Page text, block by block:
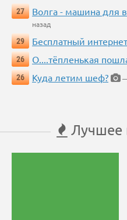
27
Волга - машина для
назад
29
Бесплатный интернет
26
О....тёпленькая
26
Куда летим шеф?
Лучшее